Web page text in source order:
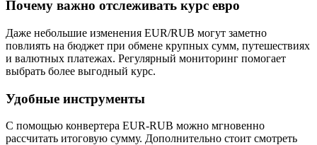
Почему важно отслеживать курс евро
Даже небольшие изменения EUR/RUB могут заметно
повлиять на бюджет при обмене крупных сумм, путешествиях
и валютных платежах. Регулярный мониторинг помогает
выбрать более выгодный курс.
Удобные инструменты
С помощью конвертера EUR-RUB можно мгновенно
рассчитать итоговую сумму. Дополнительно стоит смотреть